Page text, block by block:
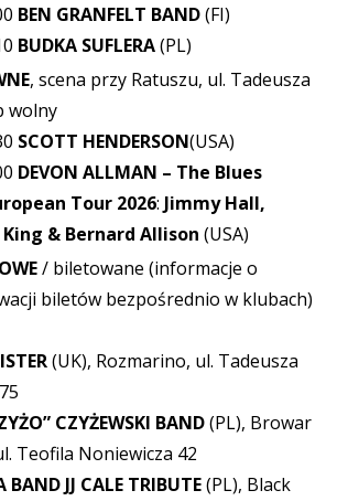
BEN GRANFELT BAND(FI)
BUDKA SUFLERA(PL)
, scena przy Ratuszu, ul. Tadeusza
wolny
SCOTT HENDERSON(USA)
DEVON ALLMAN – The Blues
Tour 2026: Jimmy Hall,
& Bernard Allison (USA)
/ biletowane (informacje o
biletów bezpośrednio w klubach)
(UK), Rozmarino, ul. Tadeusza
CZYŻEWSKI BAND(PL), Browar
Teofila Noniewicza 42
JJ CALE TRIBUTE(PL), Black